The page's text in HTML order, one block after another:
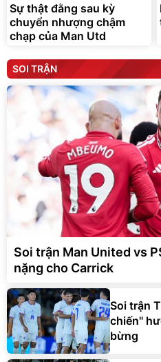
Sự thật đằng sau kỳ
chuyển nhượng chậm
chạp của Man Utd
SOI TRẬN
Soi trận Man United vs
nặng cho Carrick
Soi trận
chiến"
bừng